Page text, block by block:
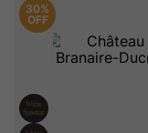
30%
OFF
7º
Rocim
10